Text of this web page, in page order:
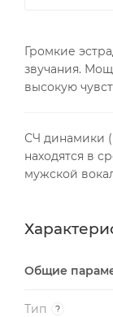
Громкие
звучания.
высокую
СЧ динамики
находятся в
мужской
Общие
Тип ?